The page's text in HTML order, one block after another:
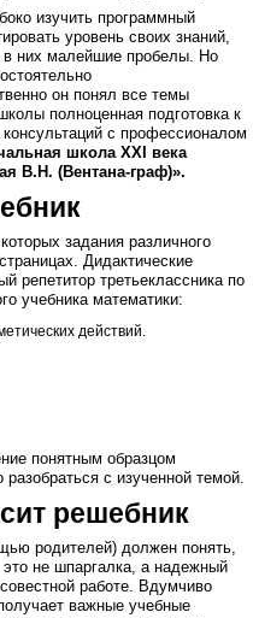
изучить программный
уровень своих знаний,
в них малейшие пробелы. Но
он понял все темы
полноценная подготовка к
с профессионалом
школа XXI века
В.Н. (Вентана-граф)».
задания различного
Дидактические
репетитор третьеклассника по
учебника математики:
действий.
понятным образцом
с изученной темой.
решебник
родителей) должен понять,
не шпаргалка, а надежный
работе. Вдумчиво
важные учебные